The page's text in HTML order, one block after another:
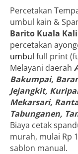
Percetakan
umbul kain &
Barito Kuala
percetakan
umbul full print
Melayani daerah
Bakumpai,
Jejangkit,
Mekarsari,
Tabunganen,
Biaya cetak
murah, mulai Rp
sablon manual.